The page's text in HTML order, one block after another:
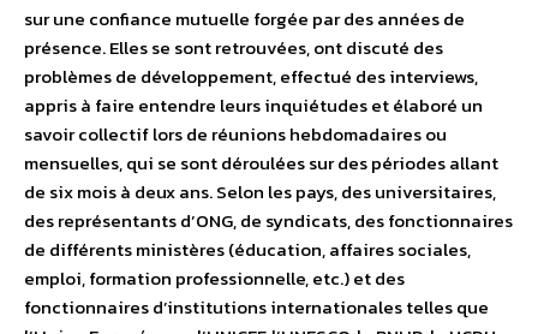
sur une confiance mutuelle forgée par des années de
présence. Elles se sont retrouvées, ont discuté des
problèmes de développement, effectué des interviews,
appris à faire entendre leurs inquiétudes et élaboré un
savoir collectif lors de réunions hebdomadaires ou
mensuelles, qui se sont déroulées sur des périodes allant
de six mois à deux ans. Selon les pays, des universitaires,
des représentants d’ONG, de syndicats, des fonctionnaires
de différents ministères (éducation, affaires sociales,
emploi, formation professionnelle, etc.) et des
fonctionnaires d’institutions internationales telles que